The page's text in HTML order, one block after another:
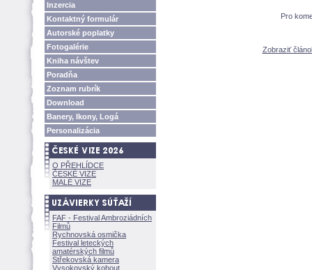
Inzercia
Kontaktný formulár
Autorské poplatky
Fotogalérie
Kniha návštev
Poradňa
Zoznam rubrík
Download
Banery, Ikony, Log
Personalizácia
O PŘEHLÍDCE
ČESKÉ VIZE
MALÉ VIZE
FAF - Festival Ambroziádních
Filmů
Rychnovská osmička
Festival leteckých
amatérských filmů
Střekovská kamera
Vysokovský kohout
Pro
Zobraziť